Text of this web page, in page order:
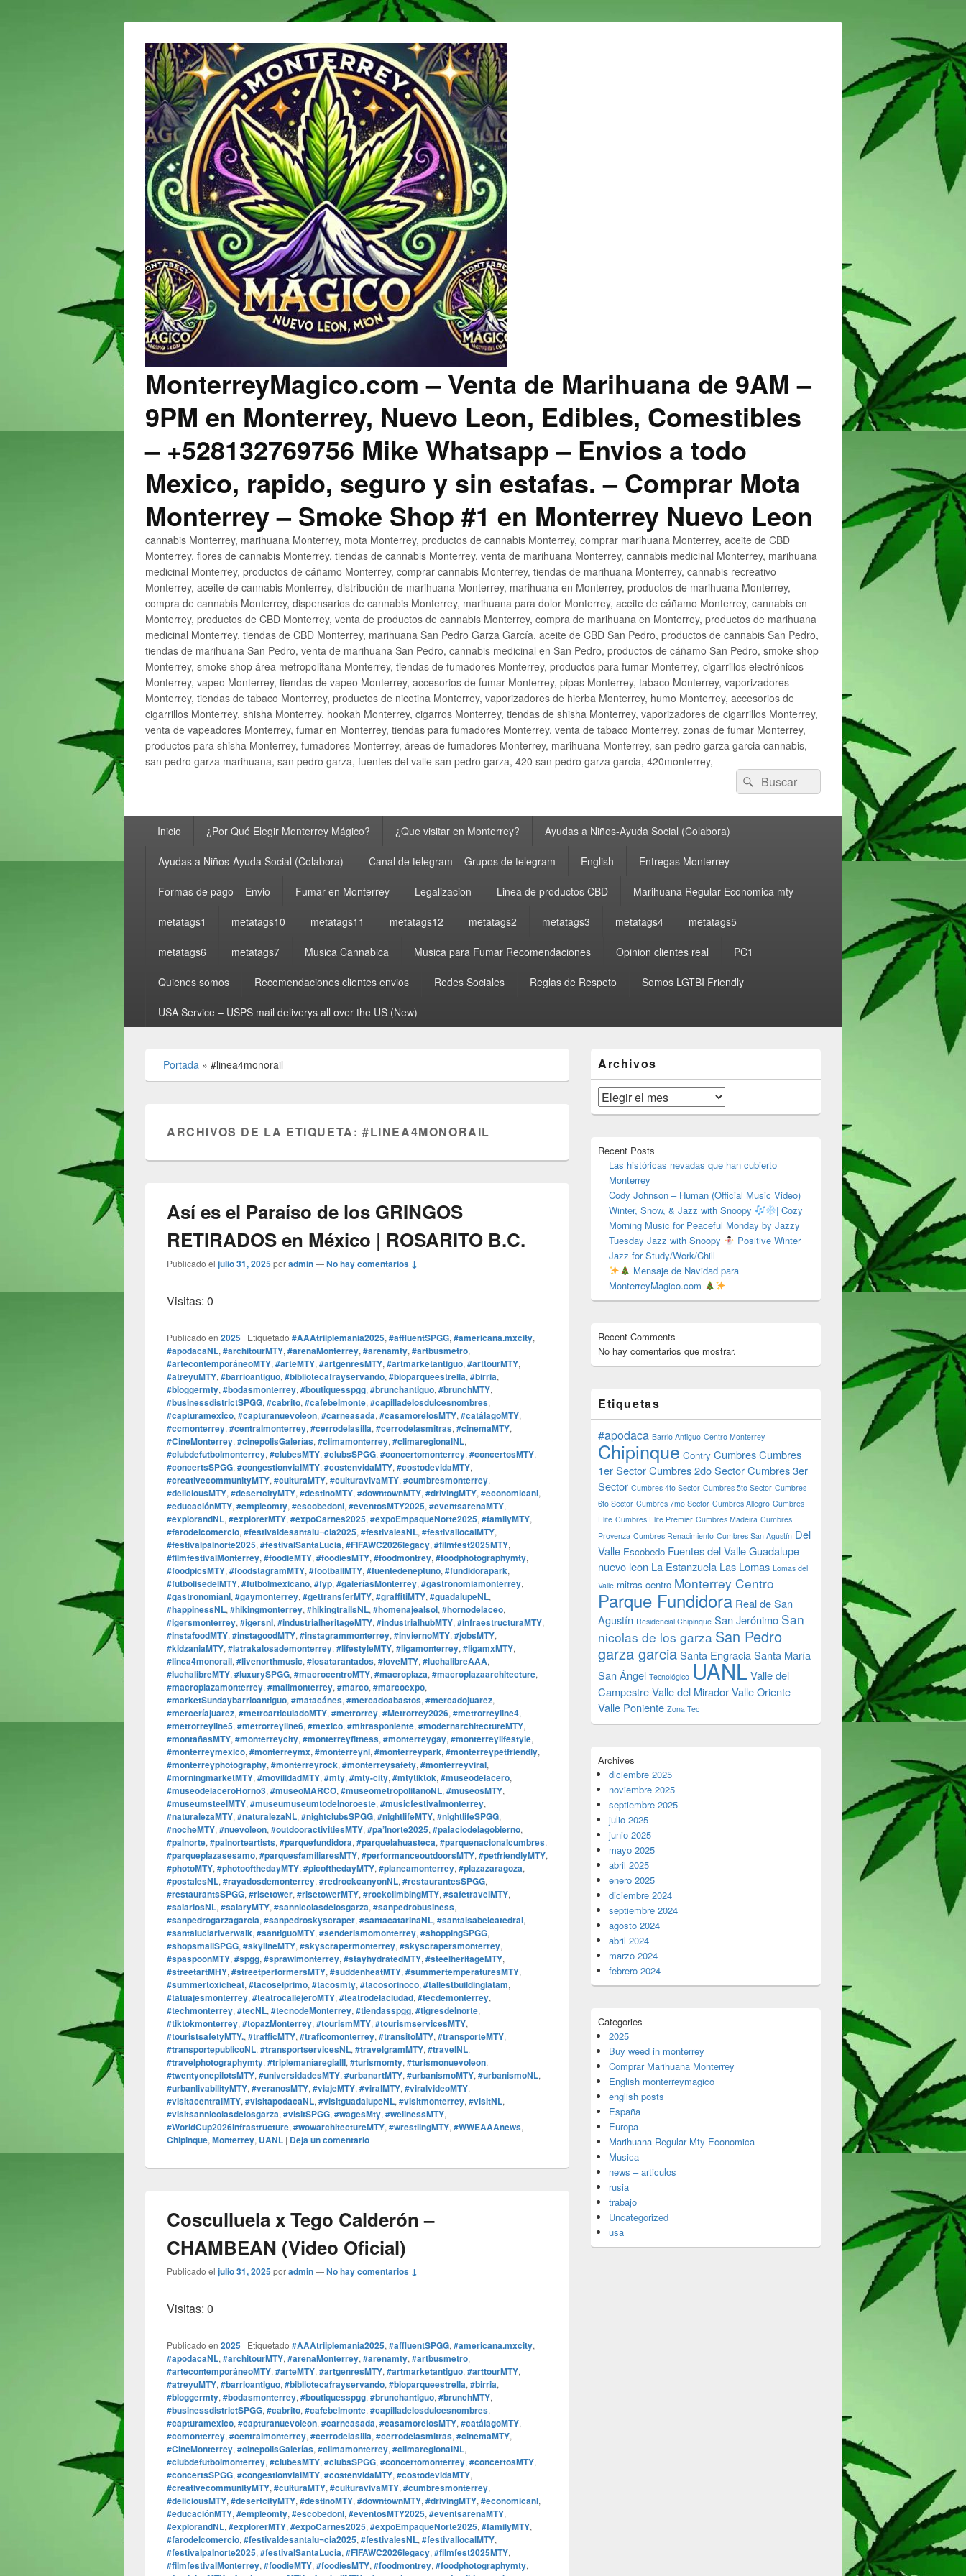
MonterreyMagico.com – Venta de Marihuana de 9AM –
9PM en Monterrey, Nuevo Leon, Edibles, Comestibles
– +528132769756 Mike Whatsapp – Envios a todo
Mexico, rapido, seguro y sin estafas. – Comprar Mota
Monterrey – Smoke Shop #1 en Monterrey Nuevo Leon
cannabis Monterrey, marihuana Monterrey, mota Monterrey, productos de cannabis Monterrey, comprar marihuana Monterrey, aceite de CBD
Monterrey, flores de cannabis Monterrey, tiendas de cannabis Monterrey, venta de marihuana Monterrey, cannabis medicinal Monterrey, marihuana
medicinal Monterrey, productos de cáñamo Monterrey, comprar cannabis Monterrey, tiendas de marihuana Monterrey, cannabis recreativo
Monterrey, aceite de cannabis Monterrey, distribución de marihuana Monterrey, marihuana en Monterrey, productos de marihuana Monterrey,
compra de cannabis Monterrey, dispensarios de cannabis Monterrey, marihuana para dolor Monterrey, aceite de cáñamo Monterrey, cannabis en
Monterrey, productos de CBD Monterrey, venta de productos de cannabis Monterrey, compra de marihuana en Monterrey, productos de marihuana
medicinal Monterrey, tiendas de CBD Monterrey, marihuana San Pedro Garza García, aceite de CBD San Pedro, productos de cannabis San Pedro,
tiendas de marihuana San Pedro, venta de marihuana San Pedro, cannabis medicinal en San Pedro, productos de cáñamo San Pedro, smoke shop
Monterrey, smoke shop área metropolitana Monterrey, tiendas de fumadores Monterrey, productos para fumar Monterrey, cigarrillos electrónicos
Monterrey, vapeo Monterrey, tiendas de vapeo Monterrey, accesorios de fumar Monterrey, pipas Monterrey, tabaco Monterrey, vaporizadores
Monterrey, tiendas de tabaco Monterrey, productos de nicotina Monterrey, vaporizadores de hierba Monterrey, humo Monterrey, accesorios de
cigarrillos Monterrey, shisha Monterrey, hookah Monterrey, cigarros Monterrey, tiendas de shisha Monterrey, vaporizadores de cigarrillos Monterrey,
venta de vapeadores Monterrey, fumar en Monterrey, tiendas para fumadores Monterrey, venta de tabaco Monterrey, zonas de fumar Monterrey,
productos para shisha Monterrey, fumadores Monterrey, áreas de fumadores Monterrey, marihuana Monterrey, san pedro garza garcia cannabis,
san pedro garza marihuana, san pedro garza, fuentes del valle san pedro garza, 420 san pedro garza garcia, 420monterrey,
Buscar
por:
Buscar
principalInicio ¿Por Qué Elegir Monterrey Mágico? ¿Que visitar en Monterrey? Ayudas a Niños-Ayuda Social (Colabora)
Ayudas a Niños-Ayuda Social (Colabora) Canal de telegram – Grupos de telegram English Entregas Monterrey
Formas de pago – Envio Fumar en Monterrey Legalizacion Linea de productos CBD Marihuana Regular Economica mty
metatags1 metatags10 metatags11 metatags12 metatags2 metatags3 metatags4 metatags5
metatags6 metatags7 Musica Cannabica Musica para Fumar Recomendaciones Opinion clientes real PC1
Quienes somos Recomendaciones clientes envios Redes Sociales Reglas de Respeto Somos LGTBI Friendly
USA Service – USPS mail deliverys all over the US (New)
Portada » #linea4monorail
ARCHIVOS DE LA ETIQUETA:#LINEA4MONORAIL
Así es el Paraíso de los GRINGOS
RETIRADOS en México | ROSARITO B.C.
Publicado el julio 31, 2025poradmin—No hay comentarios ↓
Visitas: 0
Publicado en 2025 | Etiquetado #AAAtriiplemania2025, #affluentSPGG, #americana.mxcity,
#apodacaNL, #architourMTY, #arenaMonterrey, #arenamty, #artbusmetro,
#artecontemporáneoMTY, #arteMTY, #artgenresMTY, #artmarketantiguo, #arttourMTY,
#atreyuMTY, #barrioantiguo, #bibliotecafrayservando, #bioparqueestrella, #birria,
#bloggermty, #bodasmonterrey, #boutiquesspgg, #brunchantiguo, #brunchMTY,
#businessdistrictSPGG, #cabrito, #cafebelmonte, #capilladelosdulcesnombres,
#capturamexico, #capturanuevoleon, #carneasada, #casamorelosMTY, #catálagoMTY,
#ccmonterrey, #centralmonterrey, #cerrodelasilla, #cerrodelasmitras, #cinemaMTY,
#CineMonterrey, #cinepolisGalerías, #climamonterrey, #climaregionalNL,
#clubdefutbolmonterrey, #clubesMTY, #clubsSPGG, #concertomonterrey, #concertosMTY,
#concertsSPGG, #congestionvialMTY, #costenvidaMTY, #costodevidaMTY,
#creativecommunityMTY, #culturaMTY, #culturavivaMTY, #cumbresmonterrey,
#deliciousMTY, #desertcityMTY, #destinoMTY, #downtownMTY, #drivingMTY, #economicanl,
#educaciónMTY, #empleomty, #escobedonl, #eventosMTY2025, #eventsarenaMTY,
#explorandNL, #explorerMTY, #expoCarnes2025, #expoEmpaqueNorte2025, #familyMTY,
#farodelcomercio, #festivaldesantalu¬cia2025, #festivalesNL, #festivallocalMTY,
#festivalpalnorte2025, #festivalSantaLucia, #FIFAWC2026legacy, #filmfest2025MTY,
#filmfestivalMonterrey, #foodieMTY, #foodiesMTY, #foodmontrey, #foodphotographymty,
#foodpicsMTY, #foodstagramMTY, #footballMTY, #fuentedeneptuno, #fundidorapark,
#futbolisedelMTY, #futbolmexicano, #fyp, #galeríasMonterrey, #gastronomiamonterrey,
#gastronomíanl, #gaymonterrey, #gettransferMTY, #graffitiMTY, #guadalupeNL,
#happinessNL, #hikingmonterrey, #hikingtrailsNL, #homenajealsol, #hornodelaceo,
#igersmonterrey, #igersnl, #industrialheritageMTY, #industrialhubMTY, #infraestructuraMTY,
#instafoodMTY, #instagoodMTY, #instagrammonterrey, #inviernoMTY, #jobsMTY,
#kidzaniaMTY, #latrakalosademonterrey, #lifestyleMTY, #ligamonterrey, #ligamxMTY,
#linea4monorail, #livenorthmusic, #losatarantados, #loveMTY, #luchalibreAAA,
#luchalibreMTY, #luxurySPGG, #macrocentroMTY, #macroplaza, #macroplazaarchitecture,
#macroplazamonterrey, #mallmonterrey, #marco, #marcoexpo,
#marketSundaybarrioantiguo, #matacánes, #mercadoabastos, #mercadojuarez,
#merceríajuarez, #metroarticuladoMTY, #metrorrey, #Metrorrey2026, #metrorreyline4,
#metrorreyline5, #metrorreyline6, #mexico, #mitrasponiente, #modernarchitectureMTY,
#montañasMTY, #monterreycity, #monterreyfitness, #monterreygay, #monterreylifestyle,
#monterreymexico, #monterreymx, #monterreynl, #monterreypark, #monterreypetfriendly,
#monterreyphotography, #monterreyrock, #monterreysafety, #monterreyviral,
#morningmarketMTY, #movilidadMTY, #mty, #mty-city, #mtytiktok, #museodelacero,
#museodelaceroHorno3, #museoMARCO, #museometropolitanoNL, #museosMTY,
#museumsteelMTY, #museumuseumtodelnoroeste, #musicfestivalmonterrey,
#naturalezaMTY, #naturalezaNL, #nightclubsSPGG, #nightlifeMTY, #nightlifeSPGG,
#nocheMTY, #nuevoleon, #outdooractivitiesMTY, #pa’lnorte2025, #palaciodelagobierno,
#palnorte, #palnorteartists, #parquefundidora, #parquelahuasteca, #parquenacionalcumbres,
#parqueplazasesamo, #parquesfamiliaresMTY, #performanceoutdoorsMTY, #petfriendlyMTY,
#photoMTY, #photoofthedayMTY, #picofthedayMTY, #planeamonterrey, #plazazaragoza,
#postalesNL, #rayadosdemonterrey, #redrockcanyonNL, #restaurantesSPGG,
#restaurantsSPGG, #risetower, #risetowerMTY, #rockclimbingMTY, #safetravelMTY,
#salariosNL, #salaryMTY, #sannicolasdelosgarza, #sanpedrobusiness,
#sanpedrogarzagarcia, #sanpedroskyscraper, #santacatarinaNL, #santaisabelcatedral,
#santaluciariverwalk, #santiguoMTY, #senderismomonterrey, #shoppingSPGG,
#shopsmallSPGG, #skylineMTY, #skyscrapermonterrey, #skyscrapersmonterrey,
#spaspoonMTY, #spgg, #sprawlmonterrey, #stayhydratedMTY, #steelheritageMTY,
#streetartMHY, #streetperformersMTY, #suddenheatMTY, #summertemperaturesMTY,
#summertoxicheat, #tacoselprimo, #tacosmty, #tacosorinoco, #tallestbuildinglatam,
#tatuajesmonterrey, #teatrocallejeroMTY, #teatrodelaciudad, #tecdemonterrey,
#techmonterrey, #tecNL, #tecnodeMonterrey, #tiendasspgg, #tigresdelnorte,
#tiktokmonterrey, #topazMonterrey, #tourismMTY, #tourismservicesMTY,
#touristsafetyMTY., #trafficMTY, #traficomonterrey, #transitoMTY, #transporteMTY,
#transportepublicoNL, #transportservicesNL, #travelgramMTY, #travelNL,
#travelphotographymty, #triplemaníaregiaIII, #turismomty, #turismonuevoleon,
#twentyonepilotsMTY, #universidadesMTY, #urbanartMTY, #urbanismoMTY, #urbanismoNL,
#urbanlivabilityMTY, #veranosMTY, #viajeMTY, #viralMTY, #viralvideoMTY,
#visitacentralMTY, #visitapodacaNL, #visitguadalupeNL, #visitmonterrey, #visitNL,
#visitsannicolasdelosgarza, #visitSPGG, #wagesMty, #wellnessMTY,
#WorldCup2026infrastructure, #wowarchitectureMTY, #wrestlingMTY, #WWEAAAnews,
Chipinque, Monterrey, UANL | Deja un comentario
Cosculluela x Tego Calderón –
CHAMBEAN (Video Oficial)
Publicado el julio 31, 2025poradmin—No hay comentarios ↓
Visitas: 0
Publicado en 2025 | Etiquetado #AAAtriiplemania2025, #affluentSPGG, #americana.mxcity,
#apodacaNL, #architourMTY, #arenaMonterrey, #arenamty, #artbusmetro,
#artecontemporáneoMTY, #arteMTY, #artgenresMTY, #artmarketantiguo, #arttourMTY,
#atreyuMTY, #barrioantiguo, #bibliotecafrayservando, #bioparqueestrella, #birria,
#bloggermty, #bodasmonterrey, #boutiquesspgg, #brunchantiguo, #brunchMTY,
#businessdistrictSPGG, #cabrito, #cafebelmonte, #capilladelosdulcesnombres,
#capturamexico, #capturanuevoleon, #carneasada, #casamorelosMTY, #catálagoMTY,
#ccmonterrey, #centralmonterrey, #cerrodelasilla, #cerrodelasmitras, #cinemaMTY,
#CineMonterrey, #cinepolisGalerías, #climamonterrey, #climaregionalNL,
#clubdefutbolmonterrey, #clubesMTY, #clubsSPGG, #concertomonterrey, #concertosMTY,
#concertsSPGG, #congestionvialMTY, #costenvidaMTY, #costodevidaMTY,
#creativecommunityMTY, #culturaMTY, #culturavivaMTY, #cumbresmonterrey,
#deliciousMTY, #desertcityMTY, #destinoMTY, #downtownMTY, #drivingMTY, #economicanl,
#educaciónMTY, #empleomty, #escobedonl, #eventosMTY2025, #eventsarenaMTY,
#explorandNL, #explorerMTY, #expoCarnes2025, #expoEmpaqueNorte2025, #familyMTY,
#farodelcomercio, #festivaldesantalu¬cia2025, #festivalesNL, #festivallocalMTY,
#festivalpalnorte2025, #festivalSantaLucia, #FIFAWC2026legacy, #filmfest2025MTY,
#filmfestivalMonterrey, #foodieMTY, #foodiesMTY, #foodmontrey, #foodphotographymty,
área
de
widget
barra
lateral
Archivos
Archivos
Recent Posts
Las históricas nevadas que han cubierto
Monterrey
Cody Johnson – Human (Official Music Video)
Winter, Snow, & Jazz with Snoopy
| Cozy
Morning Music for Peaceful Monday by Jazzy
Tuesday Jazz with Snoopy
Positive Winter
Jazz for Study/Work/Chill
Mensaje de Navidad para
MonterreyMagico.com
Recent Comments
No hay comentarios que mostrar.
Etiquetas
#apodaca Barrio Antiguo Centro Monterrey
Chipinque Contry CumbresCumbres
1er SectorCumbres 2do SectorCumbres 3er
Sector Cumbres 4to Sector Cumbres 5to Sector Cumbres
6to Sector Cumbres 7mo Sector Cumbres Allegro Cumbres
Elite Cumbres Elite Premier Cumbres Madeira Cumbres
Provenza Cumbres Renacimiento Cumbres San Agustín Del
Valle Escobedo Fuentes del ValleGuadalupe
nuevo leon La Estanzuela Las Lomas Lomas del
Valle mitras centro Monterrey Centro
Parque Fundidora Real de San
Agustín Residencial Chipinque San Jerónimo San
nicolas de los garza San Pedro
garza garciaSanta EngraciaSanta María
San Ángel Tecnológico UANLValle del
CampestreValle del MiradorValle Oriente
Valle Poniente Zona Tec
Archives
diciembre 2025
noviembre 2025
septiembre 2025
julio 2025
junio 2025
mayo 2025
abril 2025
enero 2025
diciembre 2024
septiembre 2024
agosto 2024
abril 2024
marzo 2024
febrero 2024
Categories
2025
Buy weed in monterrey
Comprar Marihuana Monterrey
English monterreymagico
english posts
España
Europa
Marihuana Regular Mty Economica
Musica
news – articulos
rusia
trabajo
Uncategorized
usa